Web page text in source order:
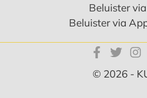
Beluister
Beluister via
© 2026 -